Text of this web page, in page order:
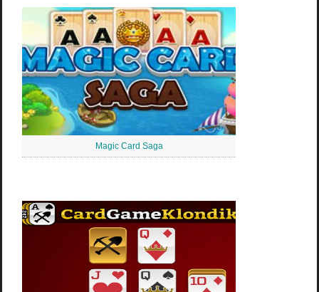
Magic Card Saga